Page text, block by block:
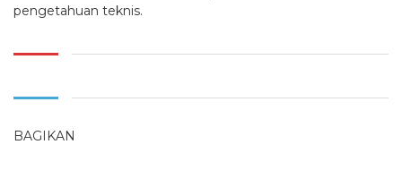
pengetahuan teknis.
BAGIKAN